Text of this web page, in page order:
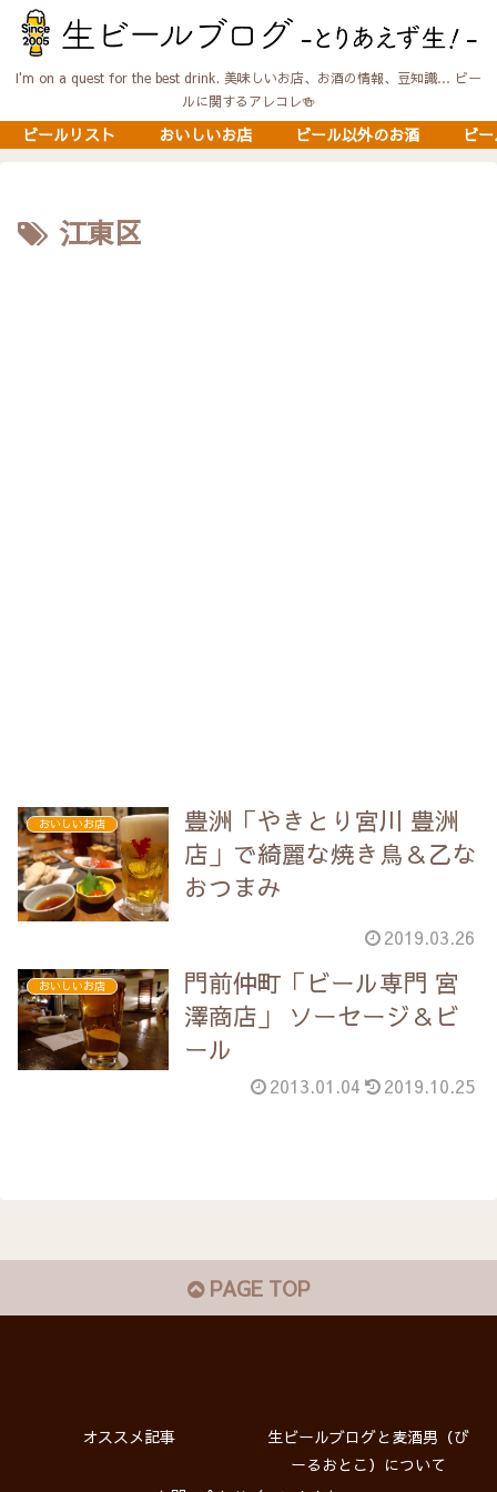
I'm on a quest for the best drink. 美味しいお店、お酒の情報、豆知識… ビー
ルに関するアレコレ🍻
ビールリスト おいしいお店 ビール以外のお酒 ビ
江東区
おいしいお店
豊洲「やきとり宮川 豊洲
店」で綺麗な焼き鳥＆乙な
おつまみ
2019.03.26
おいしいお店
門前仲町「ビール専門 宮
澤商店」 ソーセージ＆ビ
ール
2013.01.04 2019.10.25
PAGE TOP
オススメ記事
生ビールブログと麦酒男（び
ーるおとこ）について